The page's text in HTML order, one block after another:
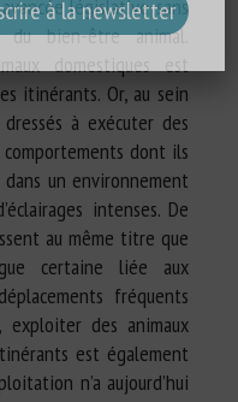
avancée législative sans
du bien-être animal.
domestiques est
itinérants. Or, au sein
à exécuter des
dont ils
un environnement
intenses. De
au même titre que
certaine liée aux
fréquents
exploiter des animaux
est également
n’a aujourd’hui